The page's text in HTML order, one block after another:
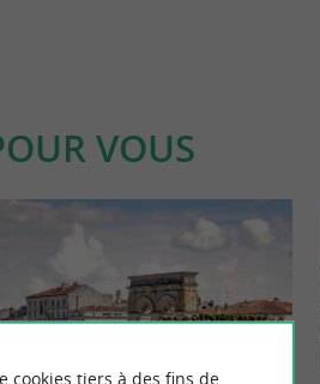
VOUS
/ Weekend
cookies tiers à des fins de